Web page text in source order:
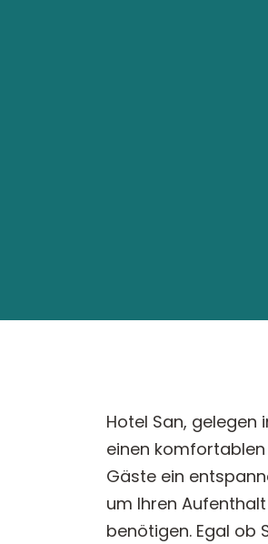
Hotel San, gelegen
einen
Gäste ein
um Ihren
benötigen. Egal ob